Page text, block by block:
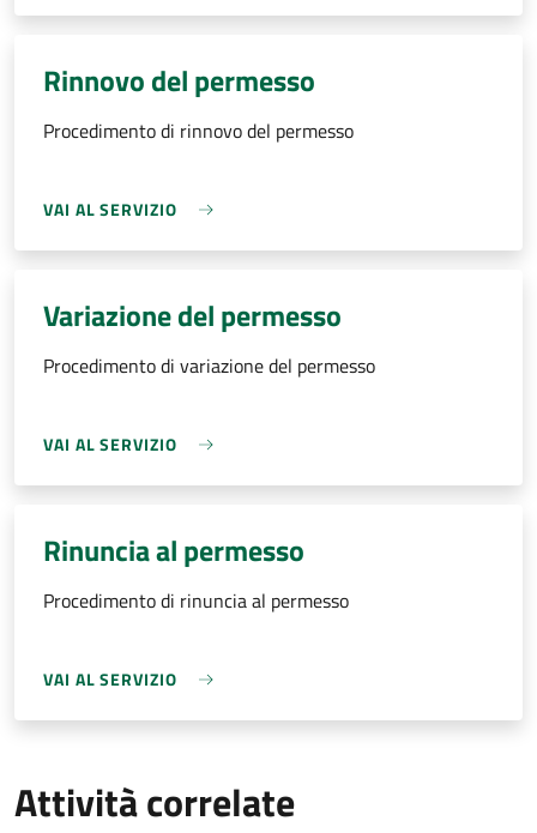
Rinnovo del permesso
Procedimento di rinnovo del permesso
VAI AL SERVIZIO
Variazione del permesso
Procedimento di variazione del permesso
VAI AL SERVIZIO
Rinuncia al permesso
Procedimento di rinuncia al permesso
VAI AL SERVIZIO
Attività correlate